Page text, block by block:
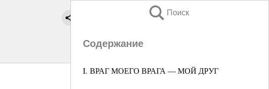
Поиск
Содержание
I. ВРАГ МОЕГО ВРАГА — МОЙ ДРУГ